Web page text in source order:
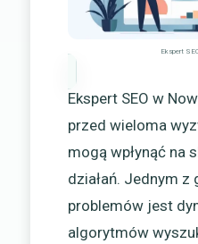
Ekspert
Ekspert SEO w
przed wieloma
mogą wpłynąć na
działań. Jednym z
problemów jest
algorytmów